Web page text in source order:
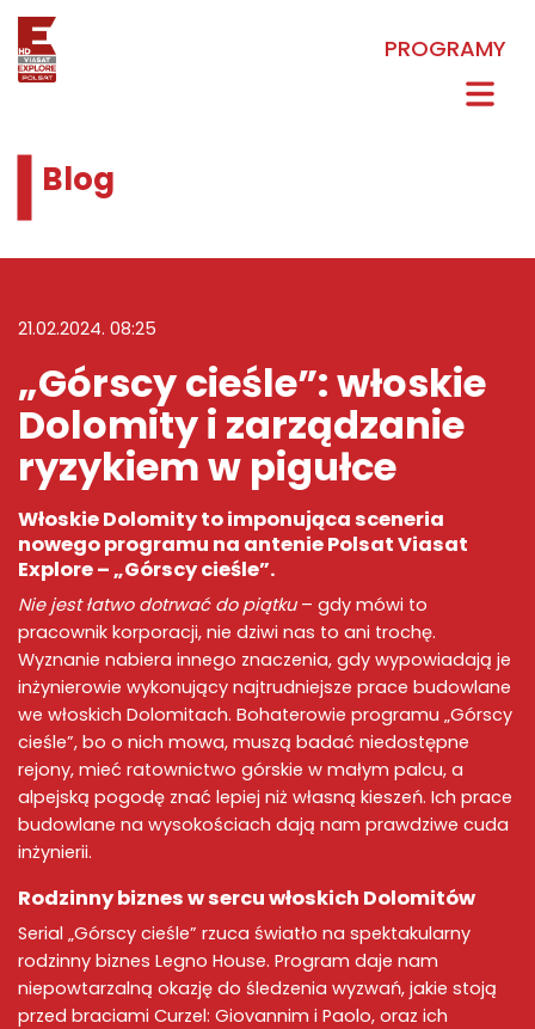
PROGRAMY
Blog
21.02.2024. 08:25
„Górscy cieśle”: włoskie
Dolomity i zarządzanie
ryzykiem w pigułce
Włoskie Dolomityto imponująca sceneria
nowego programu na anteniePolsat Viasat
Explore– „Górscy cieśle”.
Nie jest łatwo dotrwać do piątku– gdy mówi to
pracownik korporacji, nie dziwi nas to ani trochę.
Wyznanie nabiera innego znaczenia, gdy wypowiadają je
inżynierowie wykonujący najtrudniejsze prace budowlane
we włoskich Dolomitach. Bohaterowie programu „Górscy
cieśle”, bo o nich mowa, muszą badać niedostępne
rejony, mieć ratownictwo górskie w małym palcu, a
alpejską pogodę znać lepiej niż własną kieszeń. Ich prace
budowlane na wysokościach dają nam prawdziwe cuda
inżynierii.
Rodzinny biznes w sercuwłoskich Dolomitów
Serial „Górscy cieśle” rzuca światło na spektakularny
rodzinny biznes Legno House. Program daje nam
niepowtarzalną okazję do śledzenia wyzwań, jakie stoją
przed braciami Curzel: Giovannim i Paolo, oraz ich